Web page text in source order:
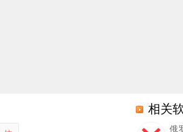
相关
俄